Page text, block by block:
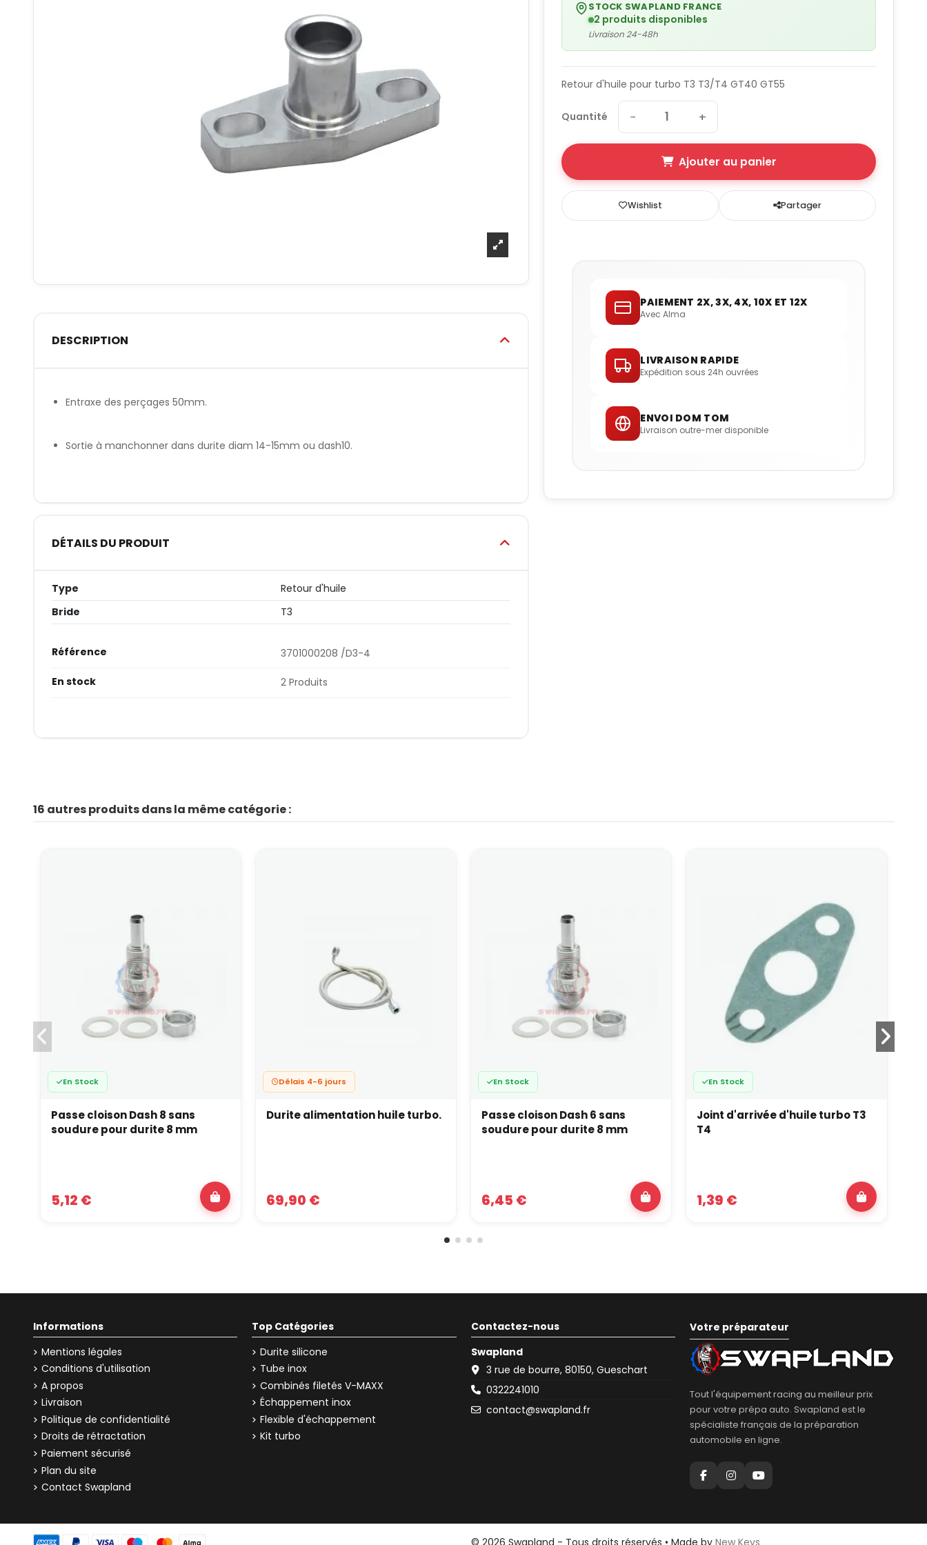
DESCRIPTION
Entraxe des perçages 50mm.
Sortie à manchonner dans durite diam 14-15mm ou dash10.
DÉTAILS DU PRODUIT
Type
Retour d'huile
Bride
T3
Référence 3701000208 /D3-4
En stock 2 Produits
STOCK SWAPLAND FRANCE
2 produits disponibles
Livraison 24-48h
Retour d'huile pour turbo T3 T3/T4 GT40 GT55
Quantité − +
Ajouter au panier
Wishlist Partager
PAIEMENT 2X, 3X, 4X, 10X ET 12X
Avec Alma
LIVRAISON RAPIDE
Expédition sous 24h ouvrées
ENVOI DOM TOM
Livraison outre-mer disponible
16 autres produits dans la même catégorie :
En Stock
Passe cloison Dash 8 sans
soudure pour durite 8 mm
5,12 €
Délais 4-6 jours
Durite alimentation huile turbo.
69,90 €
En Stock
Passe cloison Dash 6 sans
soudure pour durite 8 mm
6,45 €
En Stock
Joint d'arrivée d'huile turbo T3
T4
1,39 €
Informations
Mentions légales
Conditions d'utilisation
A propos
Livraison
Politique de confidentialité
Droits de rétractation
Paiement sécurisé
Plan du site
Contact Swapland
Top Catégories
Durite silicone
Tube inox
Combinés filetés V-MAXX
Échappement inox
Flexible d'échappement
Kit turbo
Contactez-nous
Swapland
3 rue de bourre, 80150, Gueschart
0322241010
contact@swapland.fr
Votre préparateur
Tout l'équipement racing au meilleur prix
pour votre prépa auto. Swapland est le
spécialiste français de la préparation
automobile en ligne.